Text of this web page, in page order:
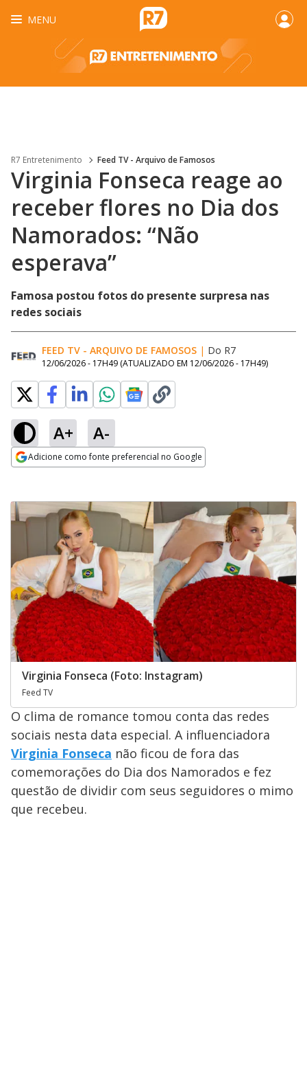
MENU
R7 Entretenimento Feed TV - Arquivo de Famosos
Virginia Fonseca reage ao
receber flores no Dia dos
Namorados: “Não
esperava”
Famosa postou fotos do presente surpresa nas
redes sociais
FEED TV - ARQUIVO DE FAMOSOS | Do R7
12/06/2026 - 17H49 (ATUALIZADO EM 12/06/2026 - 17H49)
A+ A-
Adicione como fonte preferencial no Google
Virginia Fonseca (Foto: Instagram)
Feed TV
O clima de romance tomou conta das redes
sociais nesta data especial. A influenciadora
Virginia Fonseca não ficou de fora das
comemorações do Dia dos Namorados e fez
questão de dividir com seus seguidores o mimo
que recebeu.